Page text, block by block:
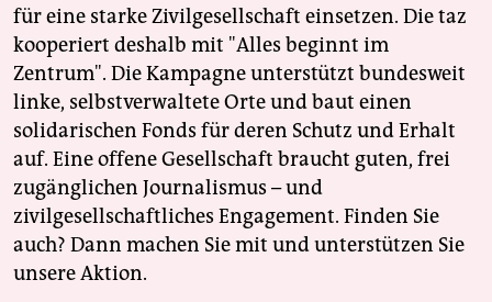
für eine starke Zivilgesellschaft einsetzen. Die taz
kooperiert deshalb mit "Alles beginnt im
Zentrum". Die Kampagne unterstützt bundesweit
linke, selbstverwaltete Orte und baut einen
solidarischen Fonds für deren Schutz und Erhalt
auf. Eine offene Gesellschaft braucht guten, frei
zugänglichen Journalismus – und
zivilgesellschaftliches Engagement. Finden Sie
auch? Dann machen Sie mit und unterstützen Sie
unsere Aktion.